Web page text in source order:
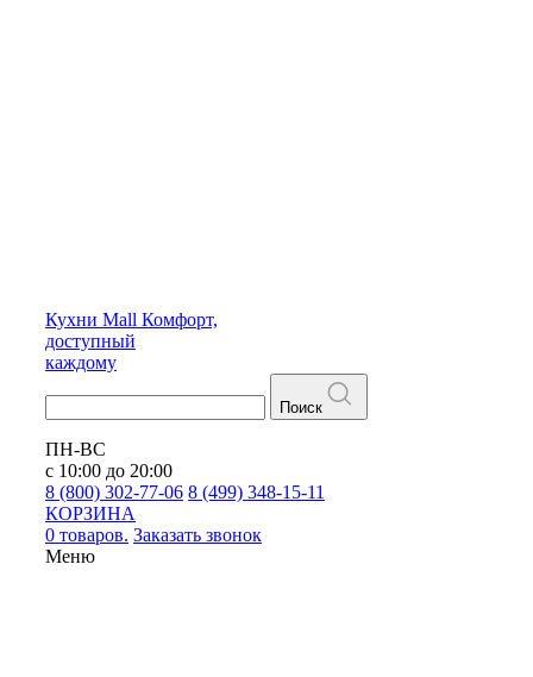
Кухни Mall Комфорт,
доступный
каждому
Поиск
ПН-ВС
с 10:00 до 20:00
8 (800) 302-77-06 8 (499) 348-15-11
КОРЗИНА
0 товаров. Заказать звонок
Меню